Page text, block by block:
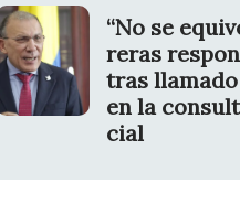
“No se
reras
tras
en la
cial